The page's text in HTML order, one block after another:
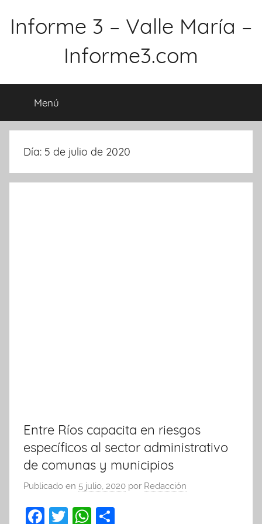
Informe 3 – Valle María –
Informe3.com
Menú
Día: 5 de julio de 2020
Entre Ríos capacita en riesgos
específicos al sector administrativo
de comunas y municipios
Publicado en 5 julio, 2020 por Redacción
F
T
W